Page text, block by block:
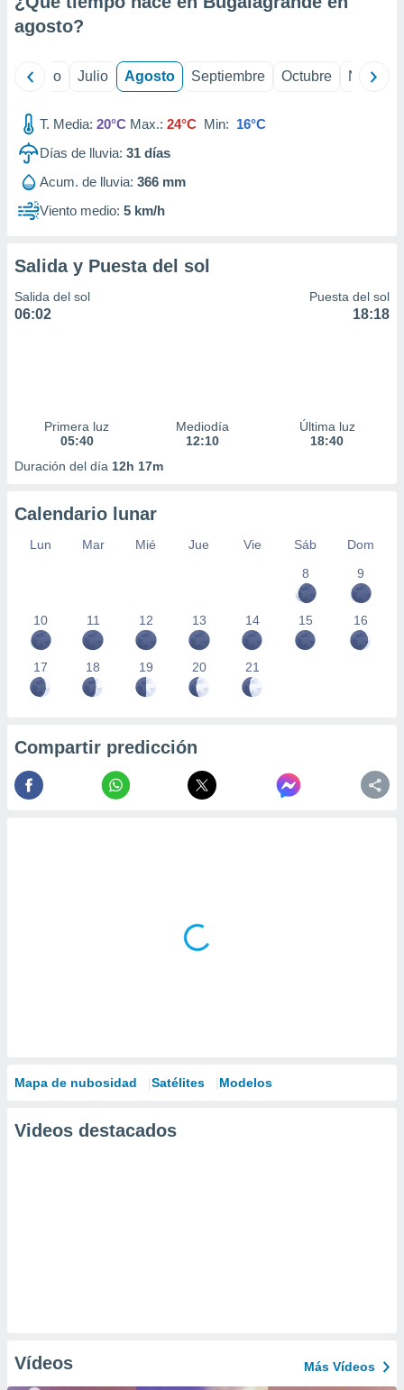
e
publicidad
publicidad
de
agosto?
Junio Julio Agosto Septiembre Octubre
T. Media: 20°C Max.: 24°C Min: 16°C
Días de lluvia: 31 días
Acum. de lluvia: 366 mm
Viento medio: 5 km/h
Salida y Puesta del sol
Salida del sol
06:02
Puesta del sol
18:18
Primera luz
05:40
Mediodía
12:10
Última luz
18:40
Duración del día 12h 17m
Calendario lunar
Lun Mar Mié Jue Vie Sáb
Dom
8
9
10 11 12 13 14 15 16
17 18 19 20 21
Compartir predicción
Mapa de nubosidad Satélites Modelos
Videos destacados
Vídeos Más Vídeos